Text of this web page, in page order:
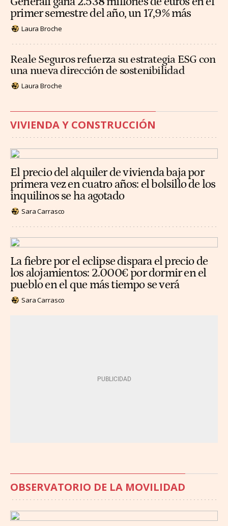
primer semestre del año, un 17,9% más
Laura Broche
Reale Seguros refuerza su estrategia ESG con
una nueva dirección de sostenibilidad
Laura Broche
VIVIENDA Y CONSTRUCCIÓN
El precio del alquiler de vivienda baja por
primera vez en cuatro años: el bolsillo de los
inquilinos se ha agotado
Sara Carrasco
La fiebre por el eclipse dispara el precio de
los alojamientos: 2.000€ por dormir en el
pueblo en el que más tiempo se verá
Sara Carrasco
OBSERVATORIO DE LA MOVILIDAD